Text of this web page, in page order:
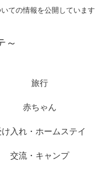
ての情報を公開しています
～
旅行
赤ちゃん
け入れ・ホームステイ
交流・キャンプ